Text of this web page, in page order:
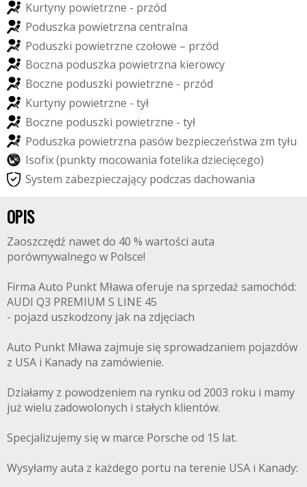
Kurtyny powietrzne - przód
Poduszka powietrzna centralna
Poduszki powietrzne czołowe – przód
Boczna poduszka powietrzna kierowcy
Boczne poduszki powietrzne - przód
Kurtyny powietrzne - tył
Boczne poduszki powietrzne - tył
Poduszka powietrzna pasów bezpieczeństwa zm tyłu
Isofix(punkty mocowania fotelika dziecięcego)
System zabezpieczający podczas dachowania
OPIS
Zaoszczędź nawet do 40 % wartości auta
porównywalnego w Polsce!
Firma Auto Punkt Mława oferuje na sprzedaż samochód:
AUDI Q3 PREMIUM S LINE 45
- pojazd uszkodzony jak na zdjęciach
Auto Punkt Mława zajmuje się sprowadzaniem pojazdów
z USA i Kanady na zamówienie.
Działamy z powodzeniem na rynku od 2003 roku i mamy
już wielu zadowolonych i stałych klientów.
Specjalizujemy się w marce Porsche od 15 lat.
Wysyłamy auta z każdego portu na terenie USA i Kanady: